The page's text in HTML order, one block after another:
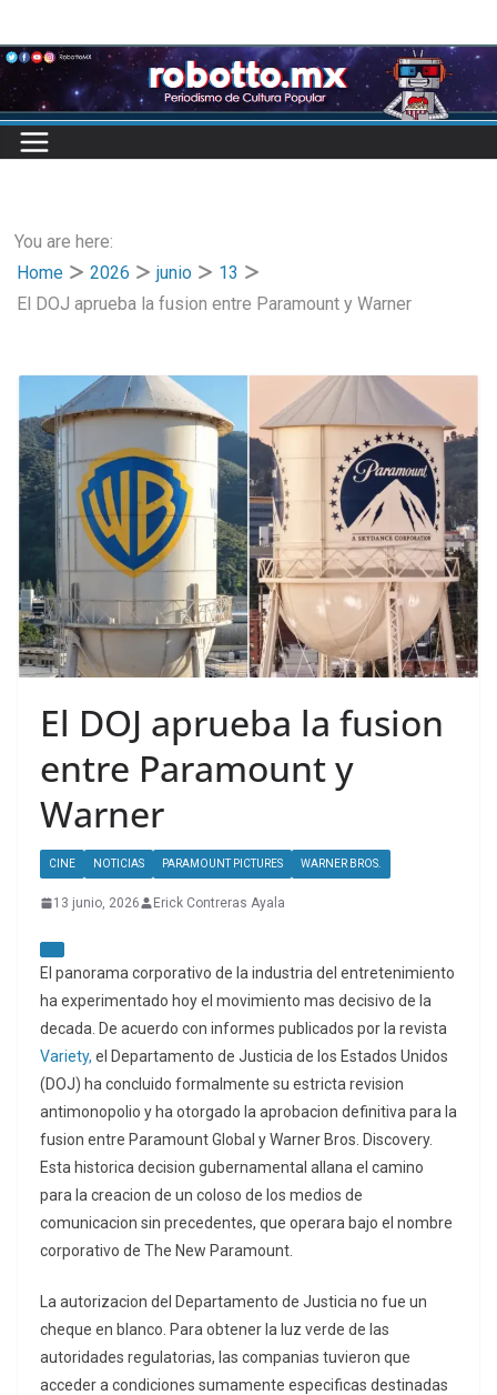
to
content
You are here:
Home
2026 junio
13
El DOJ aprueba la fusion entre Paramount y Warner
El DOJ aprueba la fusion
entre Paramount y
Warner
CINE NOTICIAS PARAMOUNT PICTURES WARNER BROS.
13 junio, 2026 Erick Contreras Ayala
El panorama corporativo de la industria del entretenimiento
ha experimentado hoy el movimiento mas decisivo de la
decada. De acuerdo con informes publicados por la revista
Variety, el Departamento de Justicia de los Estados Unidos
(DOJ) ha concluido formalmente su estricta revision
antimonopolio y ha otorgado la aprobacion definitiva para la
fusion entre Paramount Global y Warner Bros. Discovery.
Esta historica decision gubernamental allana el camino
para la creacion de un coloso de los medios de
comunicacion sin precedentes, que operara bajo el nombre
corporativo de The New Paramount.
La autorizacion del Departamento de Justicia no fue un
cheque en blanco. Para obtener la luz verde de las
autoridades regulatorias, las companias tuvieron que
acceder a condiciones sumamente especificas destinadas